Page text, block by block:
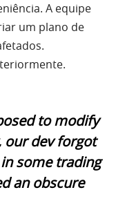
A equipe
um plano de
to modify
our dev forgot
some trading
an obscure